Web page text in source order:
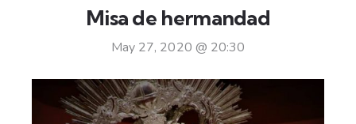
Misa de hermandad
May 27, 2020 @ 20:30